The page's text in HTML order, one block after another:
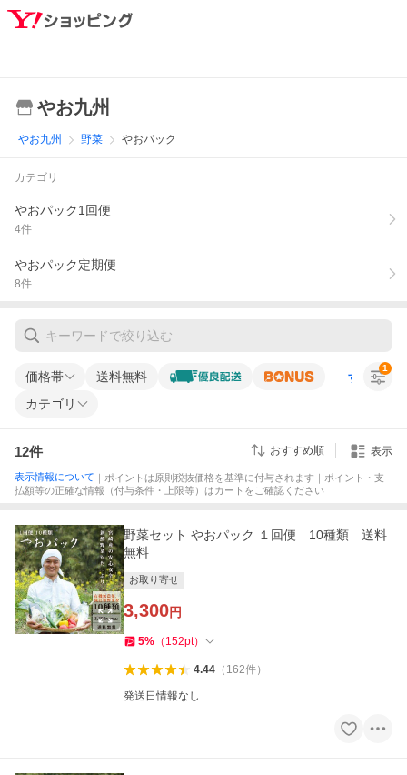
やお九州
やお九州 野菜 やおパック
カテゴリ
やおパック1回便
4件
やおパック定期便
8件
価格帯 送料無料 すべての条
カテゴリ
1
12件 おすすめ順 表示
表示情報について ｜ポイントは原則税抜価格を基準に付与されます｜ポイント・支
払額等の正確な情報（付与条件・上限等）はカートをご確認ください
野菜セット やおパック １回便 10種類 送料
無料
お取り寄せ
3,300円
5% （ 152pt）
4.44（ 162件）
発送日情報なし